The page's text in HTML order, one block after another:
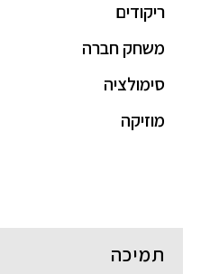
ריקודים
משחק חברה
סימולציה
מוזיקה
תמיכה